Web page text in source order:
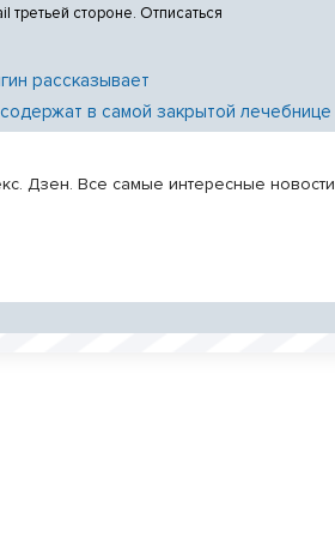
третьей стороне. Отписаться
рассказывает
в самой закрытой
Дзен. Все самые интересные новости